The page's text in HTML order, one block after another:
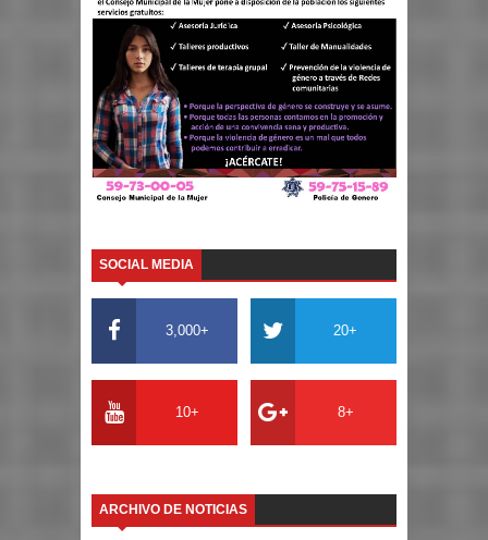
SOCIAL MEDIA
3,000+ 20+
10+ 8+
ARCHIVO DE NOTICIAS